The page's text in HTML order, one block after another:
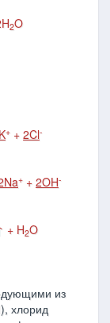
2O
+ + 2Cl-
+ + 2OH-
+ H2O
из
хлорид